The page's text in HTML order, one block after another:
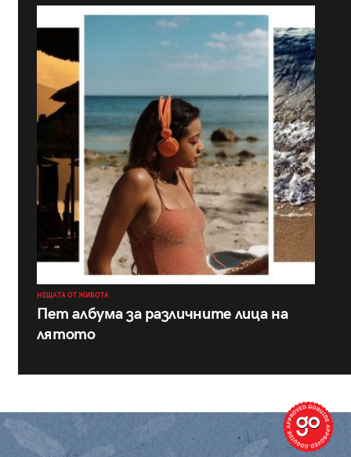
НЕЩАТА ОТ ЖИВОТА
Пет албума за различните лица на
лятото